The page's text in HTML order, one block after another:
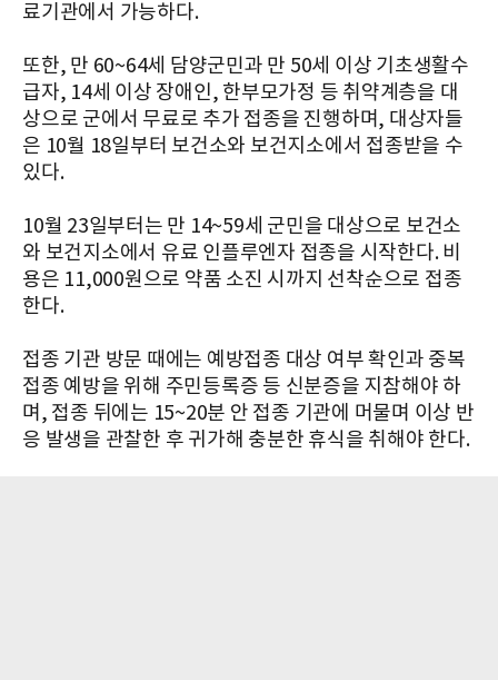
료기관에서 가능하다.
또한, 만 60~64세 담양군민과 만 50세 이상 기초생활수
급자, 14세 이상 장애인, 한부모가정 등 취약계층을 대
상으로 군에서 무료로 추가 접종을 진행하며, 대상자들
은 10월 18일부터 보건소와 보건지소에서 접종받을 수
있다.
10월 23일부터는 만 14~59세 군민을 대상으로 보건소
와 보건지소에서 유료 인플루엔자 접종을 시작한다. 비
용은 11,000원으로 약품 소진 시까지 선착순으로 접종
한다.
접종 기관 방문 때에는 예방접종 대상 여부 확인과 중복
접종 예방을 위해 주민등록증 등 신분증을 지참해야 하
며, 접종 뒤에는 15~20분 안 접종 기관에 머물며 이상 반
응 발생을 관찰한 후 귀가해 충분한 휴식을 취해야 한다.